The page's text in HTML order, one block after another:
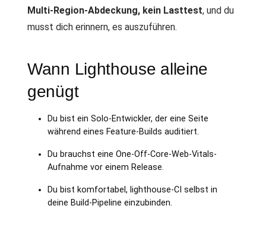
Multi-Region-Abdeckung, kein Lasttest, und du
musst dich erinnern, es auszuführen.
Wann Lighthouse alleine
genügt
Du bist ein Solo-Entwickler, der eine Seite
während eines Feature-Builds auditiert.
Du brauchst eine One-Off-Core-Web-Vitals-
Aufnahme vor einem Release.
Du bist komfortabel, lighthouse-CI selbst in
deine Build-Pipeline einzubinden.